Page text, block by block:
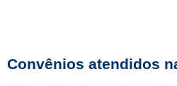
Convênios atendidos